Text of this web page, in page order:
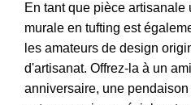
En tant que pièce artisanale
murale en tufting est
les amateurs de design
d'artisanat. Offrez-la à un
anniversaire, une